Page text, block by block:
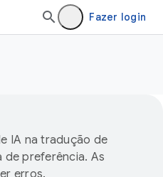
Fazer login
IA na tradução de
de preferência. As
erros.